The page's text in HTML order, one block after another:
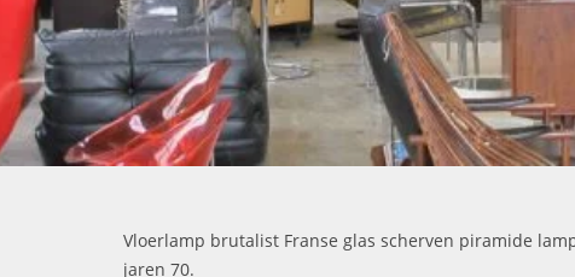
Vloerlamp brutalist Franse glas scherven piramide
jaren 70.